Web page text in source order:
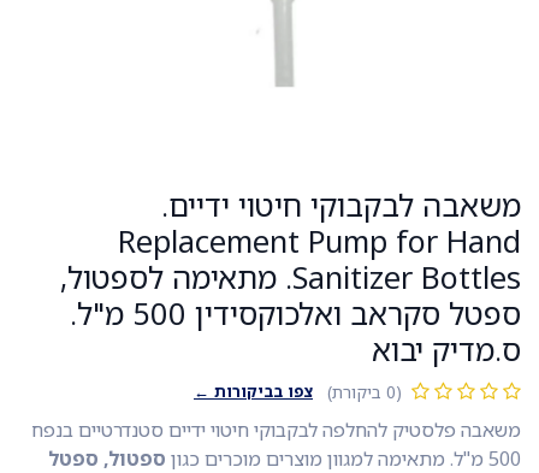
משאבה לבקבוקי חיטוי ידיים.
Replacement Pump for Hand
Sanitizer Bottles. מתאימה לספטול,
ספטל סקראב ואלכוקסידין 500 מ"ל.
ס.מדיק יבוא
(0 ביקורת) צפו בביקורות ←
משאבה פלסטיק להחלפה לבקבוקי חיטוי ידיים סטנדרטיים בנפח
500 מ"ל. מתאימה למגוון מוצרים מוכרים כגון
ספטול, ספטל